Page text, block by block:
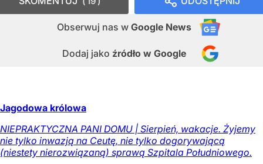
Obserwuj nas w Google News
Dodaj jako źródło w Google
Jagodowa królowa
NIEPRAKTYCZNA PANI DOMU | Sierpień, wakacje. Żyjemy
nie tylko inwazją na Ceutę, nie tylko dogorywającą
(niestety nierozwiązaną) sprawą Szpitala Południowego.